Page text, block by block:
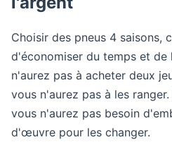
Choisir des pneus 4 saisons,
d'économiser du temps et de
n'aurez pas à acheter deux
vous n'aurez pas à les
vous n'aurez pas besoin
d'œuvre pour les changer.